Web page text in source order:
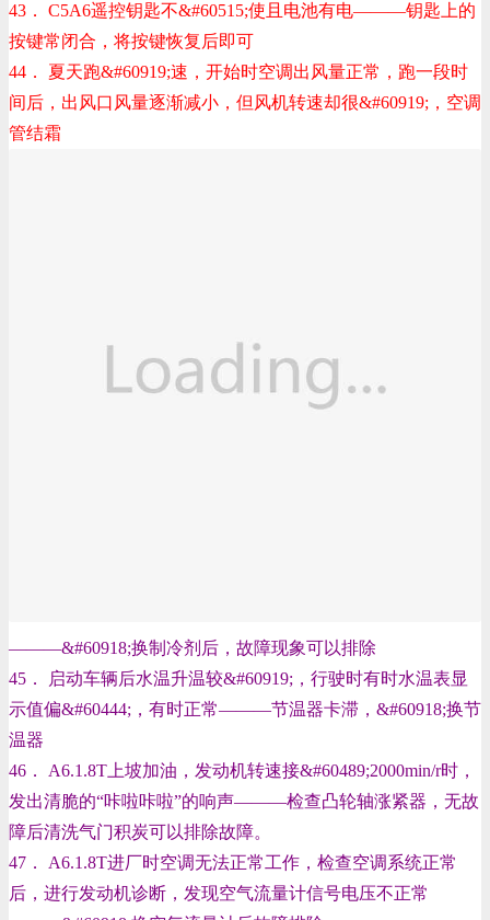
43． C5A6遥控钥匙不&#60515;使且电池有电———钥匙上的
按键常闭合，将按键恢复后即可
44． 夏天跑&#60919;速，开始时空调出风量正常，跑一段时
间后，出风口风量逐渐减小，但风机转速却很&#60919; ，空调
管结霜
———&#60918;换制冷剂后，故障现象可以排除
45． 启动车辆后水温升温较&#60919; ，行驶时有时水温表显
示值偏&#60444; ，有时正常———节温器卡滞， &#60918;换节
温器
46． A6.1.8T上坡加油，发动机转速接&#60489;2000min/r时，
发出清脆的“咔啦咔啦”的响声———检查凸轮轴涨紧器，无故
障后清洗气门积炭可以排除故障。
47． A6.1.8T进厂时空调无法正常工作，检查空调系统正常
后，进行发动机诊断，发现空气流量计信号电压不正常